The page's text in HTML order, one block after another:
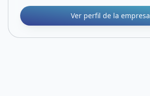
Ver perfil de la empresa